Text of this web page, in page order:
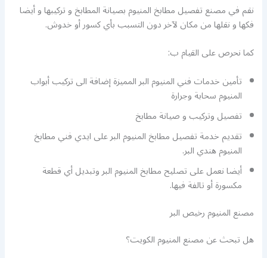
نقم في مصنع تفصيل مطابخ المنيوم بصيانة المطابخ و تركيبها و أيضا
فكها و نقلها من مكان لآخر دون التسبب بأي كسور أو خدوش.
كما نحرص على القيام ب:
تأمين خدمات فني المنيوم البر المميزة إضافة الى تركيب أبواب
المنيوم سحابة وجرارة
تفصيل وتركيب و صيانة مطابخ
تقديم خدمة تفصيل مطابخ المنيوم البر على ايدي فني مطابخ
المنيوم هندي البر.
أيضا نعمل على تصليح مطابخ المنيوم البر وتبديل أي قطعة
مكسورة أو تالفة فيها.
مصنع المنيوم رخيص البر
هل تبحث عن مصنع المنيوم الكويت؟